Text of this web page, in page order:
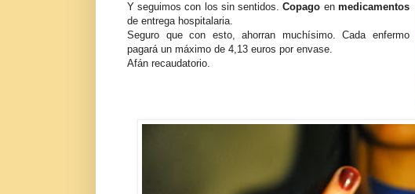
Y seguimos con los sin sentidos.Copago en medicamentos
de entrega hospitalaria.
Seguro que con esto, ahorran muchísimo. Cada enfermo
pagará un máximo de 4,13 euros por envase.
Afán recaudatorio.